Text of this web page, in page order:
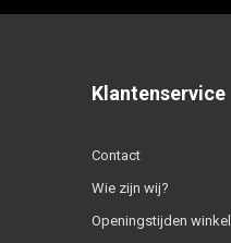
Klantenservice
Contact
Wie zijn wij?
Openingstijden winkel